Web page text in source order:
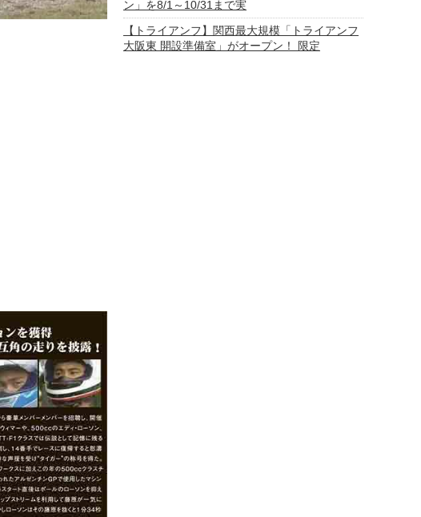
ン」を8/1～10/31まで実
【トライアンフ】関西最大規模「トライアンフ
大阪東 開設準備室」がオープン！ 限定